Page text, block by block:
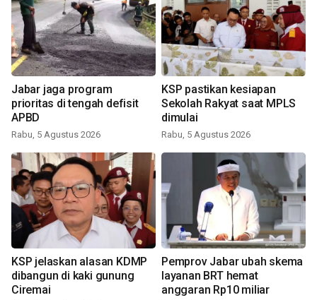
Jabar jaga program
prioritas di tengah defisit
APBD
Rabu, 5 Agustus 2026
KSP pastikan kesiapan
Sekolah Rakyat saat MPLS
dimulai
Rabu, 5 Agustus 2026
KSP jelaskan alasan KDMP
dibangun di kaki gunung
Ciremai
Pemprov Jabar ubah skema
layanan BRT hemat
anggaran Rp10 miliar